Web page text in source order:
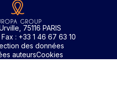
75116 PARIS
: +33 1 46 67 63 10
des données
auteursCookies